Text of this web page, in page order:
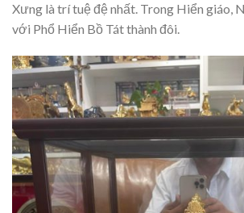
Xưng là trí tuệ đệ nhất. Trong Hiển giáo,
với Phổ Hiển Bồ Tát thành đôi.